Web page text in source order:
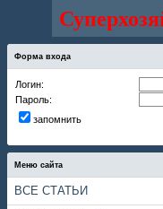
Форма входа
Логин:
Пароль:
запомнить
Меню сайта
ВСЕ СТАТЬИ